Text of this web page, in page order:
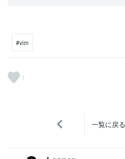
#vim
1
一覧に戻る